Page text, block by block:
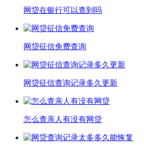
网贷在银行可以查到吗
网贷征信免费查询
网贷征信查询记录多久更新
怎么查亲人有没有网贷